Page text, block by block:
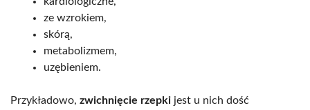
ze wzrokiem,
skórą,
metabolizmem,
uzębieniem.
Przykładowo, zwichnięcie rzepki jest u nich dość